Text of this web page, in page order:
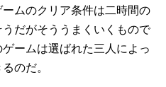
ムのクリア条件は二時間の
だがそううまくいくもので
ームは選ばれた三人によっ
のだ。